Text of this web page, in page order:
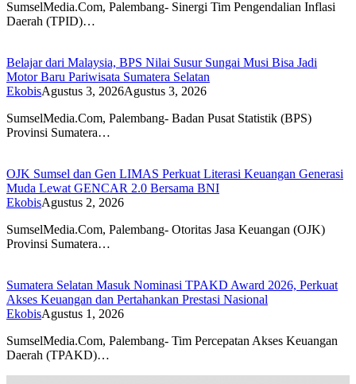
SumselMedia.Com, Palembang- Sinergi Tim Pengendalian Inflasi
Daerah (TPID)…
Belajar dari Malaysia, BPS Nilai Susur Sungai Musi Bisa Jadi
Motor Baru Pariwisata Sumatera Selatan
EkobisAgustus 3, 2026Agustus 3, 2026
SumselMedia.Com, Palembang- Badan Pusat Statistik (BPS)
Provinsi Sumatera…
OJK Sumsel dan Gen LIMAS Perkuat Literasi Keuangan Generasi
Muda Lewat GENCAR 2.0 Bersama BNI
EkobisAgustus 2, 2026
SumselMedia.Com, Palembang- Otoritas Jasa Keuangan (OJK)
Provinsi Sumatera…
Sumatera Selatan Masuk Nominasi TPAKD Award 2026, Perkuat
Akses Keuangan dan Pertahankan Prestasi Nasional
EkobisAgustus 1, 2026
SumselMedia.Com, Palembang- Tim Percepatan Akses Keuangan
Daerah (TPAKD)…